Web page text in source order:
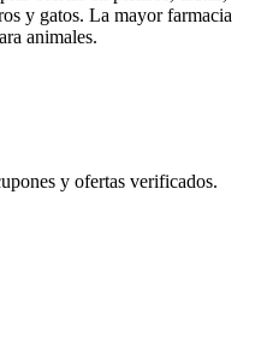
y gatos. La mayor farmacia
animales.
y ofertas verificados.